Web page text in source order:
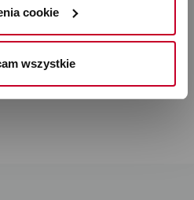
i dokonywania pomiarów
dane mogą być
cookie
wszystkie